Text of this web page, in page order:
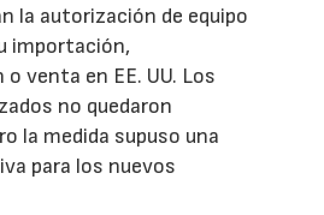
la autorización de equipo
importación,
venta en EE. UU. Los
no quedaron
la medida supuso una
para los nuevos